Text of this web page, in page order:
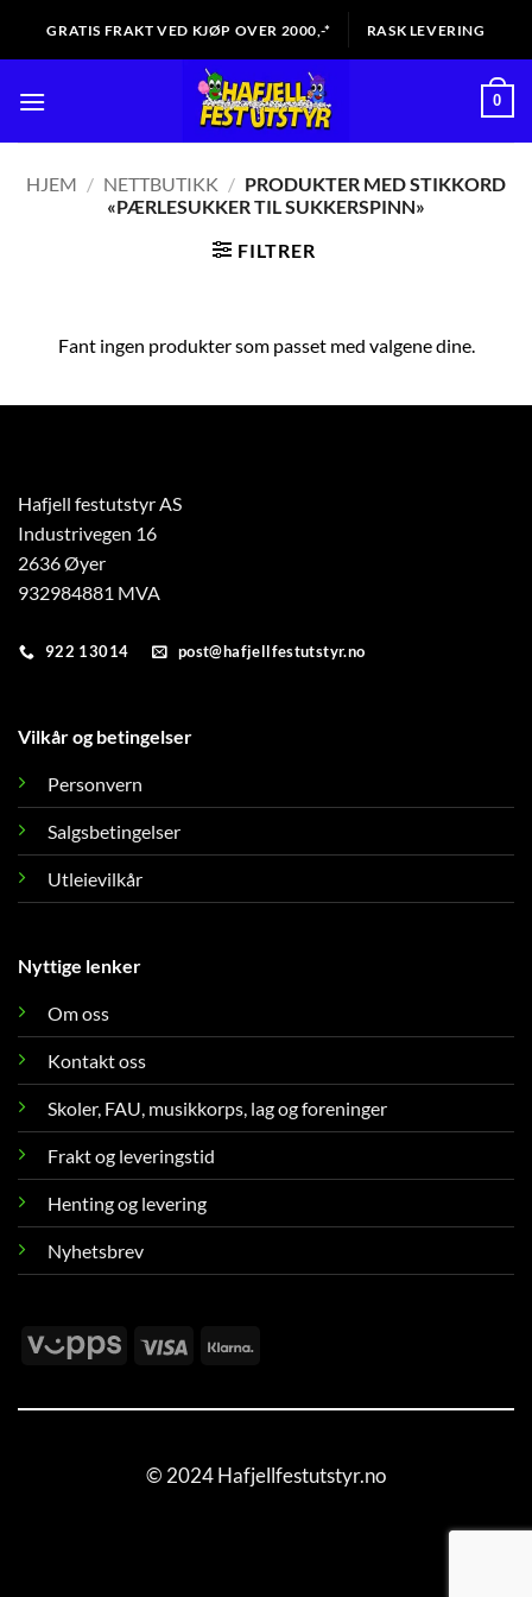
GRATIS FRAKT VED KJØP OVER 2000,-* RASK LEVERING
0
HJEM / NETTBUTIKK / PRODUKTER MED STIKKORD
«PÆRLESUKKER TIL SUKKERSPINN»
FILTRER
Fant ingen produkter som passet med valgene dine.
Hafjell festutstyr AS
Industrivegen 16
2636 Øyer
932984881 MVA
922 13014 post@hafjellfestutstyr.no
Vilkår og betingelser
Personvern
Salgsbetingelser
Utleievilkår
Nyttige lenker
Om oss
Kontakt oss
Skoler, FAU, musikkorps, lag og foreninger
Frakt og leveringstid
Henting og levering
Nyhetsbrev
Vipps Visa
© 2024 Hafjellfestutstyr.no